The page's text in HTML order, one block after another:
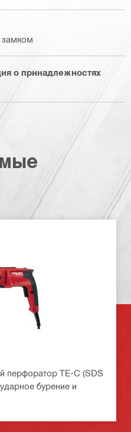
замком
о принадлежностях
перфоратор TE-C (SDS
бурение и